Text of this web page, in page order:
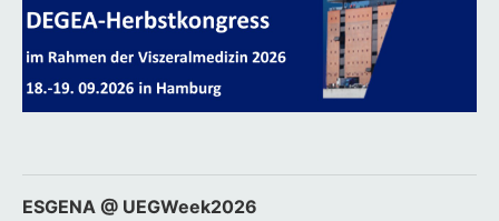
ESGENA @ UEGWeek2026